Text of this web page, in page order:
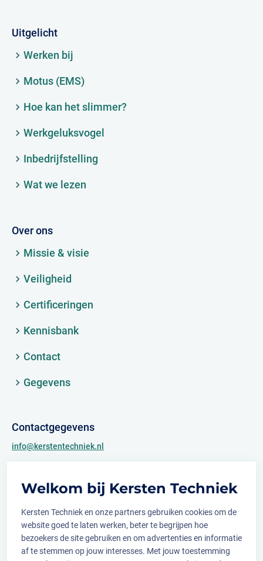
Welkom bij Kersten Techniek
Kersten Techniek en onze partners gebruiken cookies om de
website goed te laten werken, beter te begrijpen hoe
bezoekers de site gebruiken en om advertenties en informatie
af te stemmen op jouw interesses. Met jouw toestemming
Uitgelicht
Werken bij
Motus (EMS)
Hoe kan het slimmer?
Werkgeluksvogel
Inbedrijfstelling
Wat we lezen
Over ons
Missie & visie
Veiligheid
Certificeringen
Kennisbank
Contact
Gegevens
Contactgegevens
info@kerstentechniek.nl
Archimedesweg 2
Volg ons op